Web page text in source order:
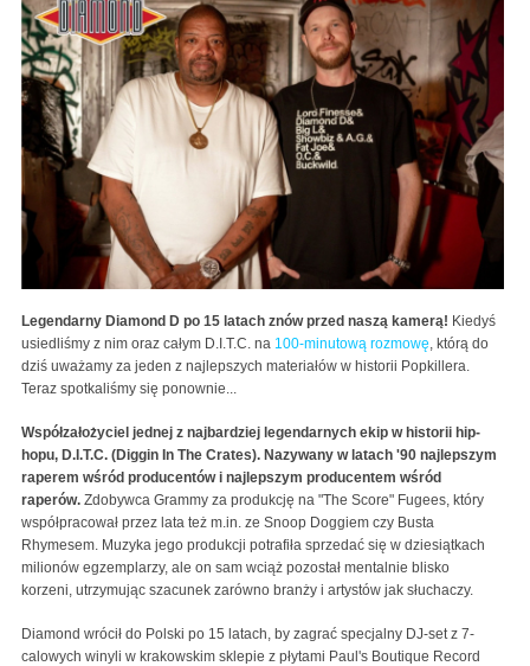
Legendarny Diamond D po 15 latach znów przed naszą kamerą! Kiedyś
usiedliśmy z nim oraz całym D.I.T.C. na 100-minutową rozmowę , którą do
dziś uważamy za jeden z najlepszych materiałów w historii Popkillera.
Teraz spotkaliśmy się ponownie...
Współzałożyciel jednej z najbardziej legendarnych ekip w historii hip-
hopu, D.I.T.C. (Diggin In The Crates). Nazywany w latach '90 najlepszym
raperem wśród producentów i najlepszym producentem wśród
raperów. Zdobywca Grammy za produkcję na "The Score" Fugees, który
współpracował przez lata też m.in. ze Snoop Doggiem czy Busta
Rhymesem. Muzyka jego produkcji potrafiła sprzedać się w dziesiątkach
milionów egzemplarzy, ale on sam wciąż pozostał mentalnie blisko
korzeni, utrzymując szacunek zarówno branży i artystów jak słuchaczy.
Diamond wrócił do Polski po 15 latach, by zagrać specjalny DJ-set z 7-
calowych winyli w krakowskim sklepie z płytami Paul's Boutique Record